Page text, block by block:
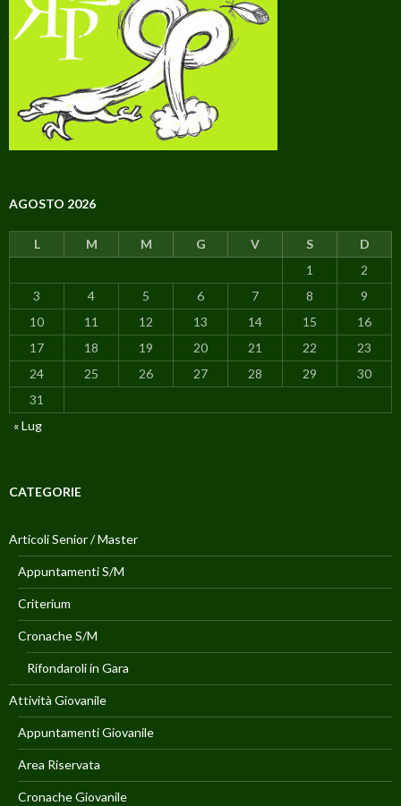
AGOSTO 2026
L M M G V S
D
1
2
3
4 5 6 7 8
9
10
11 12 13 14 15
16
17
18 19 20 21 22
23
24
25 26 27 28 29
30
31
« Lug
CATEGORIE
Articoli Senior / Master
Appuntamenti S/M
Criterium
Cronache S/M
Rifondaroli in Gara
Attività Giovanile
Appuntamenti Giovanile
Area Riservata
Cronache Giovanile